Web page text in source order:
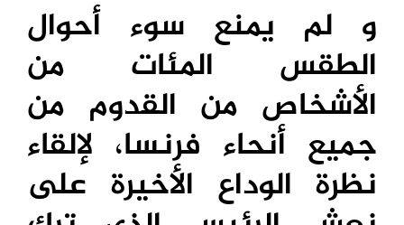
و لم يمنع سوء أحوال
الطقس المئات من
الأشخاص من القدوم من
جميع أنحاء فرنسا، لإلقاء
نظرة الوداع الأخيرة على